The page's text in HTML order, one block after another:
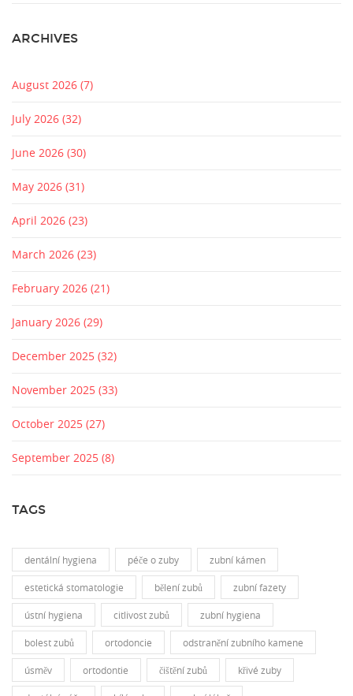
ARCHIVES
August 2026 (7)
July 2026 (32)
June 2026 (30)
May 2026 (31)
April 2026 (23)
March 2026 (23)
February 2026 (21)
January 2026 (29)
December 2025 (32)
November 2025 (33)
October 2025 (27)
September 2025 (8)
TAGS
dentální hygiena péče o zuby zubní kámen
estetická stomatologie bělení zubů zubní fazety
ústní hygiena citlivost zubů zubní hygiena
bolest zubů ortodoncie odstranění zubního kamene
úsměv ortodontie čištění zubů křivé zuby